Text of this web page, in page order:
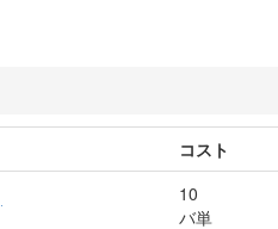
コスト
10
バ単